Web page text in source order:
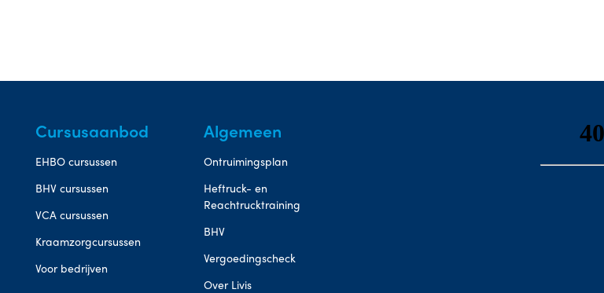
Cursusaanbod
EHBO cursussen
BHV cursussen
VCA cursussen
Kraamzorgcursussen
Voor bedrijven
Algemeen
Ontruimingsplan
Heftruck- en
Reachtrucktraining
BHV
Vergoedingscheck
Over Livis